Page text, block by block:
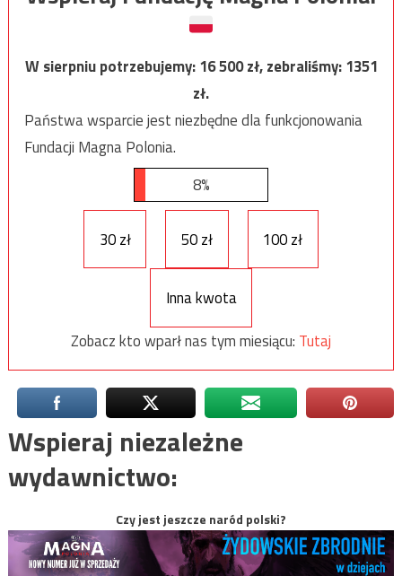
W sierpniu potrzebujemy:16 500zł, zebraliśmy:1351
zł.
Państwa wsparcie jest niezbędne dla funkcjonowania
Fundacji Magna Polonia.
8%
30 zł 50 zł 100 zł
Inna kwota
Zobacz kto wparł nas tym miesiącu: Tutaj
Wspieraj niezależne
wydawnictwo:
Czy jest jeszcze naród polski?